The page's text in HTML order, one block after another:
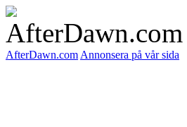
AfterDawn.com Annonsera på vår sida